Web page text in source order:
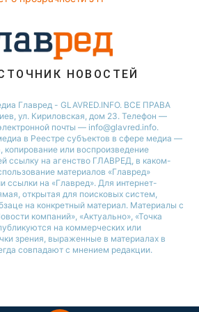
Тана
НОВОСТЕЙ
Главред - GLAVRED.INFO. ВСЕ ПРАВА
ул. Кириловская, дом 23. Телефон —
почты — info@glavred.info.
в Реестре cубъектов в сфере медиа —
копирование или воспроизведение
ссылку на агенство ГЛАВРЕД, в каком-
материалов «Главред»
ссылки на «Главред». Для интернет-
открытая для поисковых систем,
на конкретный материал. Материалы с
компаний», «Актуально», «Точка
на коммерческих или
зрения, выраженные в материалах в
совпадают с мнением редакции.